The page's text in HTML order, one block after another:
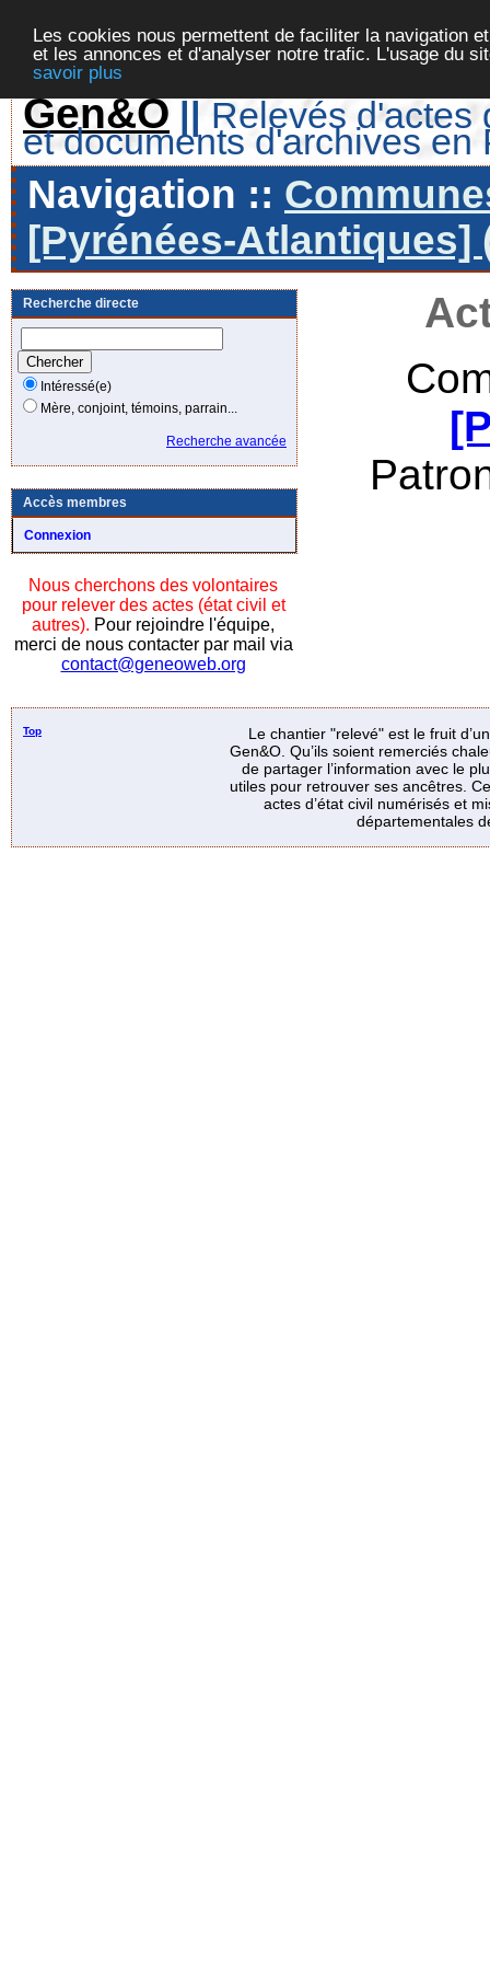
Les cookies nous permettent de faciliter la navigation
et les annonces et d'analyser notre trafic. L'usage du
savoir plus
Gen&O || Relevés d'actes
et documents d'archives en
Navigation ::
[Pyrénées-Atlantiques]
Recherche directe
Intéressé(e)
Mère, conjoint, témoins, parrain...
Recherche avancée
Accès membres
Connexion
Nous cherchons des volontaires
pour relever des actes (état civil et
autres). Pour rejoindre l'équipe,
merci de nous contacter par mail via
contact@geneoweb.org
Top
Le chantier "relevé" est le fruit
Gen&O. Qu’ils soient remerciés
de partager l’information avec le
utiles pour retrouver ses ancêtres.
actes d’état civil numérisés et
départementales